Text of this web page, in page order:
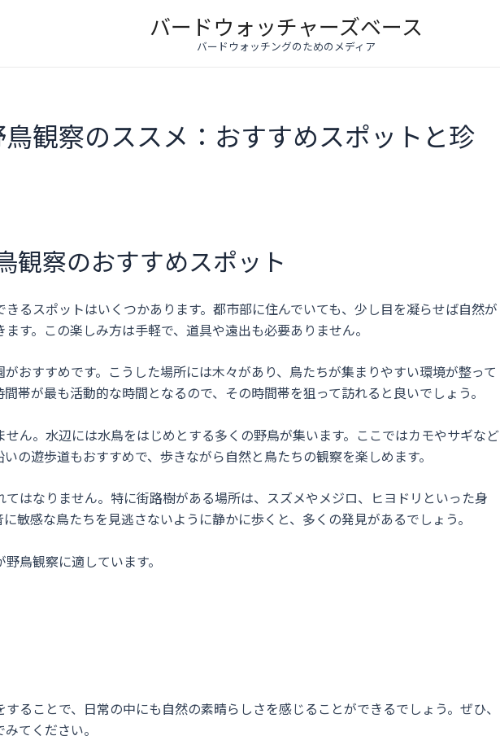
バードウォッチャーズベース
バードウォッチングのためのメディア
観察のススメ：おすすめスポットと珍
観察のおすすめスポット
るスポットはいくつかあります。都市部に住んでいても、少し目を凝らせば自然が
す。この楽しみ方は手軽で、道具や遠出も必要ありません。
おすすめです。こうした場所には木々があり、鳥たちが集まりやすい環境が整って
帯が最も活動的な時間となるので、その時間帯を狙って訪れると良いでしょう。
ん。水辺には水鳥をはじめとする多くの野鳥が集います。ここではカモやサギなど
の遊歩道もおすすめで、歩きながら自然と鳥たちの観察を楽しめます。
はなりません。特に街路樹がある場所は、スズメやメジロ、ヒヨドリといった身
敏感な鳥たちを見逃さないように静かに歩くと、多くの発見があるでしょう。
鳥観察に適しています。
ることで、日常の中にも自然の素晴らしさを感じることができるでしょう。ぜひ、
てください。